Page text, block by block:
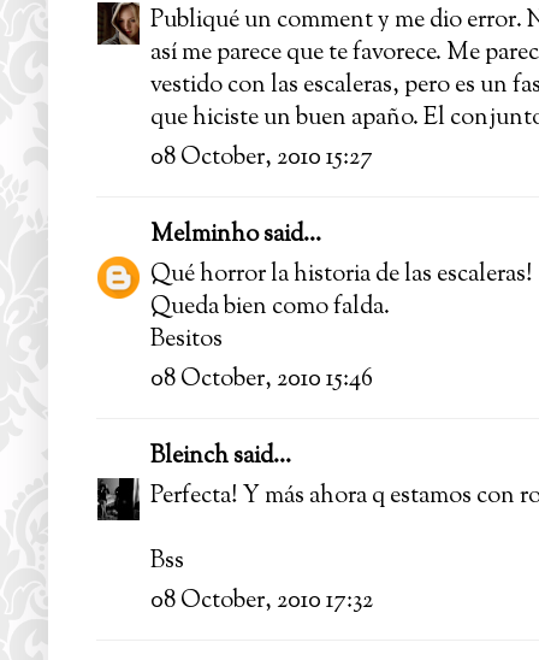
Publiqué un comment y me dio error.
así me parece que te favorece. Me
vestido con las escaleras, pero es un
que hiciste un buen apaño. El
08 October, 2010 15:27
Melminhosaid...
Qué horror la historia de las escaleras!
Queda bien como falda.
Besitos
08 October, 2010 15:46
Bleinchsaid...
Perfecta! Y más ahora q estamos con
Bss
08 October, 2010 17:32